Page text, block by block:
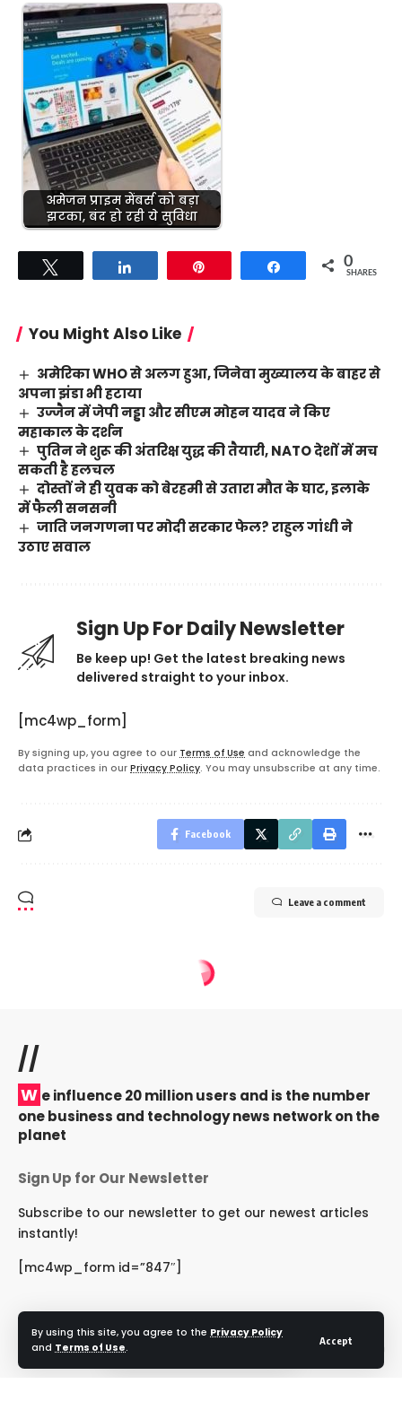
By using this site, you agree to the Privacy Policy
and Terms of Use.
Accept
अमेजन प्राइम मेंबर्स को बड़ा
झटका, बंद हो रही ये सुविधा
Share 0
SHARES
You Might Also Like
अमेरिका WHO से अलग हुआ, जिनेवा मुख्यालय के बाहर से
अपना झंडा भी हटाया
उज्जैन में जेपी नड्डा और सीएम मोहन यादव ने किए
महाकाल के दर्शन
पुतिन ने शुरू की अंतरिक्ष युद्ध की तैयारी, NATO देशों में मच
सकती है हलचल
दोस्तों ने ही युवक को बेरहमी से उतारा मौत के घाट, इलाके
में फैली सनसनी
जाति जनगणना पर मोदी सरकार फेल? राहुल गांधी ने
उठाए सवाल
Sign Up For Daily Newsletter
Be keep up! Get the latest breaking news
delivered straight to your inbox.
[mc4wp_form]
By signing up, you agree to our Terms of Use and acknowledge the
data practices in our Privacy Policy. You may unsubscribe at any time.
Facebook
Leave a comment
//
W e influence 20 million users and is the number
one business and technology news network on the
planet
Sign Up for Our Newsletter
Subscribe to our newsletter to get our newest articles
instantly!
[mc4wp_form id=”847″]